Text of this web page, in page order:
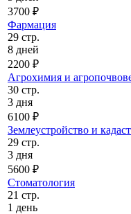
3700 ₽
Фармация
29 стр.
8 дней
2200 ₽
Агрохимия и
30 стр.
3 дня
6100 ₽
Землеустройство и
29 стр.
3 дня
5600 ₽
Стоматология
21 стр.
1 день